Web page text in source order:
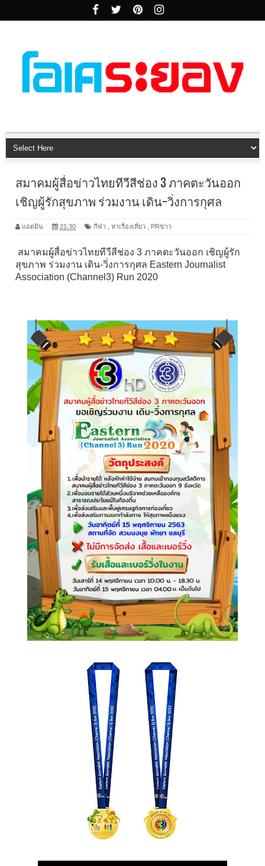
สมาคมผู้สื่อข่าวไทยทีวีสีช่อง 3 ภาคตะวันออก
เชิญผู้รักสุขภาพ ร่วมงาน เดิน-วิ่งการกุศล
แอดมิน 21:30 กีฬา หาเรื่องเที่ยว PRข่าว
สมาคมผู้สื่อข่าวไทยทีวีสีช่อง 3 ภาคตะวันออก เชิญผู้รัก
สุขภาพ ร่วมงาน เดิน-วิ่งการกุศล Eastern Journalist
Association (Channel3) Run 2020